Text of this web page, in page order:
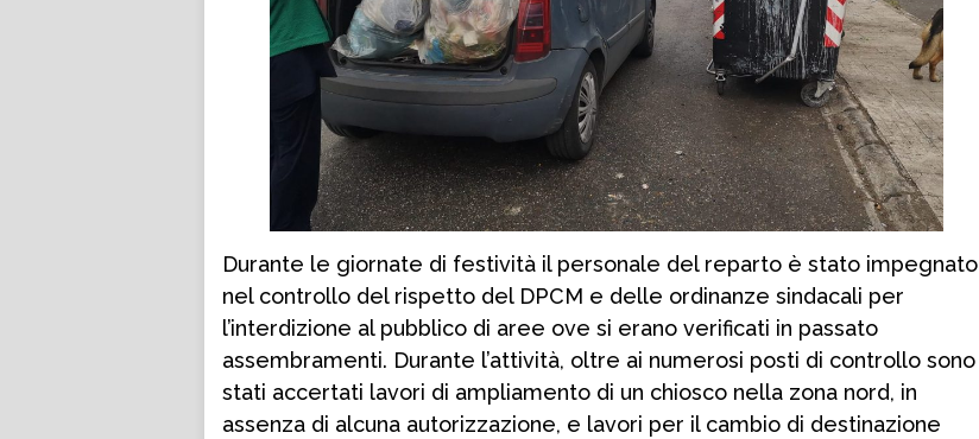
Durante le giornate di festività il personale del reparto è stato impegnato
nel controllo del rispetto del DPCM e delle ordinanze sindacali per
l’interdizione al pubblico di aree ove si erano verificati in passato
assembramenti. Durante l’attività, oltre ai numerosi posti di controllo sono
stati accertati lavori di ampliamento di un chiosco nella zona nord, in
assenza di alcuna autorizzazione, e lavori per il cambio di destinazione